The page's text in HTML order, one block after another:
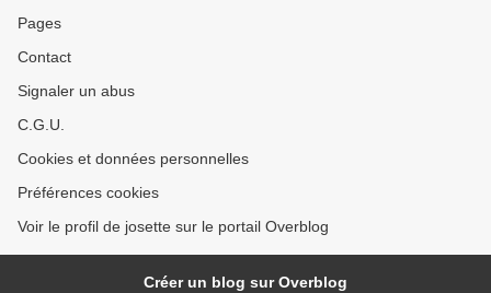
Pages
Contact
Signaler un abus
C.G.U.
Cookies et données personnelles
Préférences cookies
Voir le profil de josette sur le portail Overblog
Créer un blog sur Overblog